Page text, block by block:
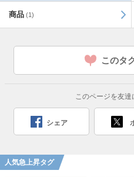
商品 (1)
このタ
このページを友達
シェア
人気急上昇タグ